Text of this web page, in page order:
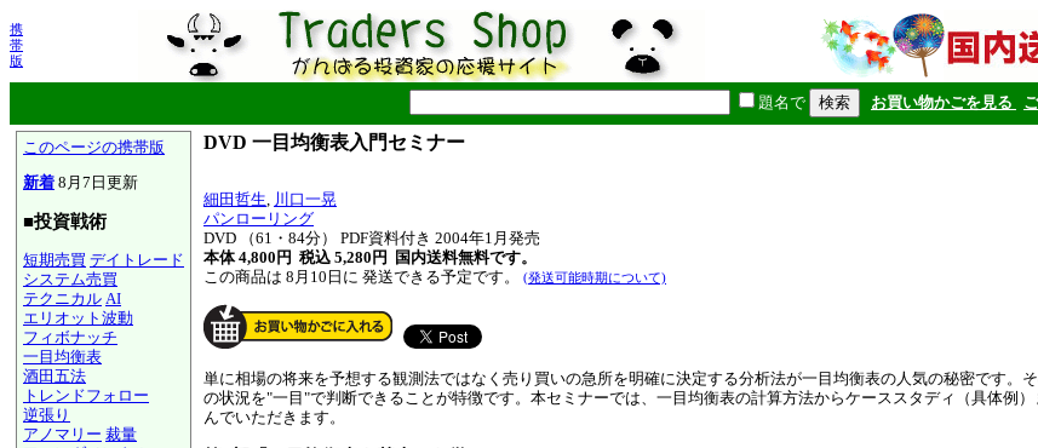
携
帯
版
題名で お買い物かごを見る
このページの携帯版
新着 8月7日更新
■投資戦術
短期売買 デイトレード
システム売買
テクニカル AI
エリオット波動
フィボナッチ
一目均衡表
酒田五法
トレンドフォロー
逆張り
アノマリー 裁量
DVD 一目均衡表入門セミナー
細田哲生, 川口一晃
パンローリング
DVD （61・84分） PDF資料付き 2004年1月発売
本体 4,800円 税込 5,280円
国内送料無料です。
この商品は 8月10日に 発送できる予定です。
(発送可能時期について)
単に相場の将来を予想する観測法ではなく売り買いの急所を明確に決定する分析法が一目均衡表の人気の秘密です。
の状況を"一目"で判断できることが特徴です。本セミナーでは、一目均衡表の計算方法からケーススタディ（具体例
んでいただきます。